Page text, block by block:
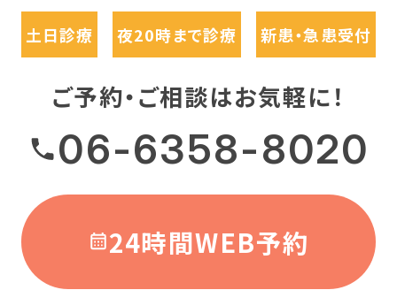
土日診療 夜20時まで診療 新患・急患受付
ご予約・ご相談はお気軽に！
06-6358-8020
24時間WEB予約